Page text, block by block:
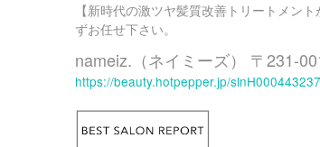
【新時代の激ツヤ髪質改善トリートメン
ずお任せ下さい。
nameiz.（ネイミーズ） 〒231-
https://beauty.hotpepper.jp/